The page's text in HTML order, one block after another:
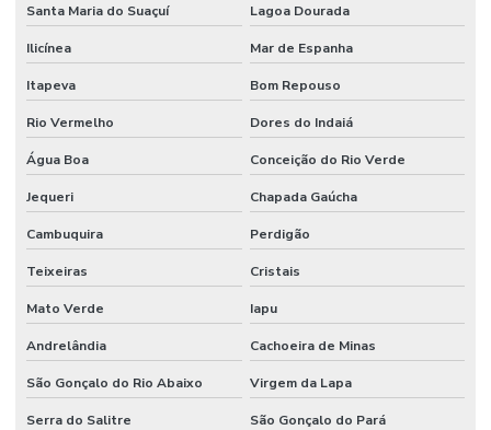
Revestimentos Epóxi De Alta Performance
Serviço Confiável De Juntas De Dilatação
Serviço De Impermeabilização
Serviço De Impermeabilização Em São Paulo
Serviço De Juntas De Dilatação
Serviço De Lapidação De Pisos
Serviço De Lapidação Em São Paulo
Serviço De Pintura Epóxi
Serviço De Pintura Epóxi Em Sp
Serviço De Pintura Poliuretano
Santa Maria do Suaçuí Lagoa Dourada
Ilicínea Mar de Espanha
Itapeva Bom Repouso
Rio Vermelho Dores do Indaiá
Água Boa Conceição do Rio Verde
Jequeri Chapada Gaúcha
Cambuquira Perdigão
Teixeiras Cristais
Mato Verde Iapu
Andrelândia Cachoeira de Minas
São Gonçalo do Rio Abaixo Virgem da Lapa
Serra do Salitre São Gonçalo do Pará